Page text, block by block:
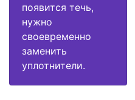
появится течь,
нужно
своевременно
заменить
уплотнители.